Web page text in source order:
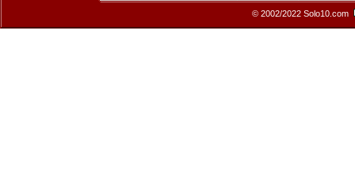
© 2002/2022 Solo10.com